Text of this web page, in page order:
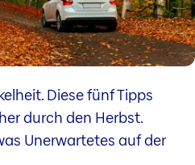
Diese fünf Tipps
durch den Herbst.
Unerwartetes auf der